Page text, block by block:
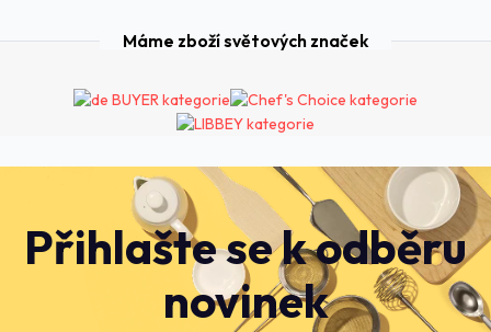
Přihlašte se k odběru
novinek
Máme zboží světových značek